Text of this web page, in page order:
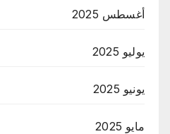
أغسطس 2025
يوليو 2025
يونيو 2025
مايو 2025